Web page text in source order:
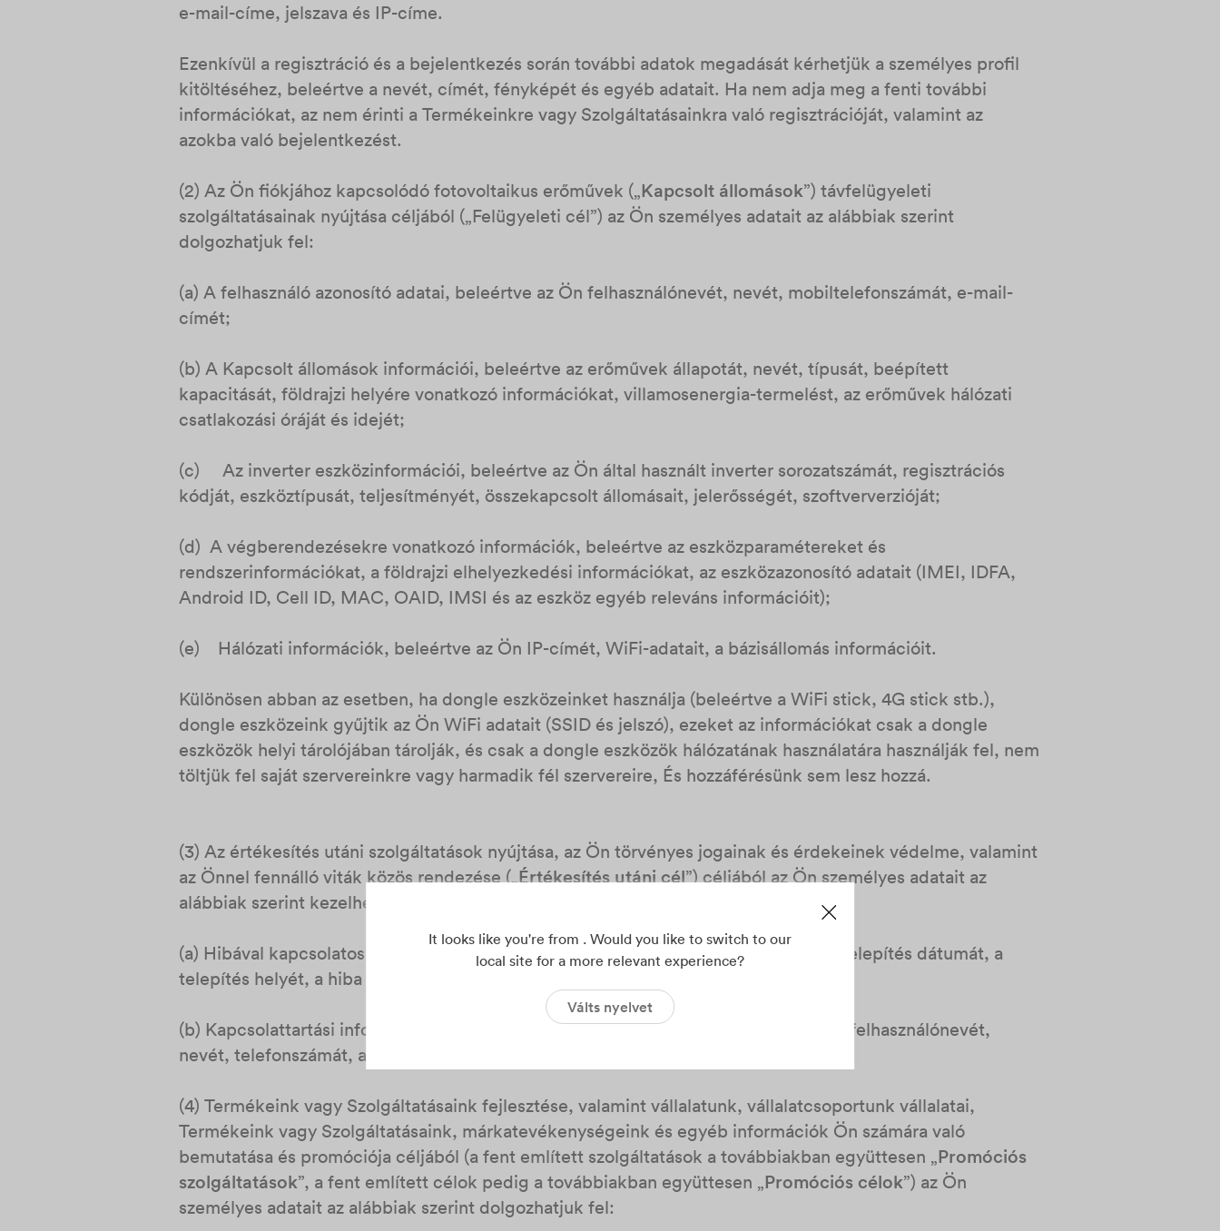
e-mail-címe, jelszava és IP-címe.
Ezenkívül a regisztráció és a bejelentkezés során további adatok megadását kérhetjük a személyes profil
kitöltéséhez, beleértve a nevét, címét, fényképét és egyéb adatait. Ha nem adja meg a fenti további
információkat, az nem érinti a Termékeinkre vagy Szolgáltatásainkra való regisztrációját, valamint az
azokba való bejelentkezést.
(2) Az Ön fiókjához kapcsolódó fotovoltaikus erőművek („Kapcsolt állomások”) távfelügyeleti
szolgáltatásainak nyújtása céljából („Felügyeleti cél”) az Ön személyes adatait az alábbiak szerint
dolgozhatjuk fel:
(a) A felhasználó azonosító adatai, beleértve az Ön felhasználónevét, nevét, mobiltelefonszámát, e-mail-
címét;
(b) A Kapcsolt állomások információi, beleértve az erőművek állapotát, nevét, típusát, beépített
kapacitását, földrajzi helyére vonatkozó információkat, villamosenergia-termelést, az erőművek hálózati
csatlakozási óráját és idejét;
(c) Az inverter eszközinformációi, beleértve az Ön által használt inverter sorozatszámát, regisztrációs
kódját, eszköztípusát, teljesítményét, összekapcsolt állomásait, jelerősségét, szoftververzióját;
(d) A végberendezésekre vonatkozó információk, beleértve az eszközparamétereket és
rendszerinformációkat, a földrajzi elhelyezkedési információkat, az eszközazonosító adatait (IMEI, IDFA,
Android ID, Cell ID, MAC, OAID, IMSI és az eszköz egyéb releváns információit);
(e) Hálózati információk, beleértve az Ön IP-címét, WiFi-adatait, a bázisállomás információit.
Különösen abban az esetben, ha dongle eszközeinket használja (beleértve a WiFi stick, 4G stick stb.),
dongle eszközeink gyűjtik az Ön WiFi adatait (SSID és jelszó), ezeket az információkat csak a dongle
eszközök helyi tárolójában tárolják, és csak a dongle eszközök hálózatának használatára használják fel, nem
töltjük fel saját szervereinkre vagy harmadik fél szervereire, És hozzáférésünk sem lesz hozzá.
(3) Az értékesítés utáni szolgáltatások nyújtása, az Ön törvényes jogainak és érdekeinek védelme, valamint
az Önnel fennálló viták közös rendezése („Értékesítés utáni cél”) céljából az Ön személyes adatait az
alábbiak szerint kezelhetjük:
(a) Hibával kapcsolatos információk, beleértve az eszköz típusát, sorozatszámát, a telepítés dátumát, a
telepítés helyét, a hiba leírását és az Ön által használt inverter rendszernaplóit;
(b) Kapcsolattartási információk/címzett adatai, beleértve a kapcsolattartó/címzett felhasználónevét,
nevét, telefonszámát, a cég nevét és kategóriáját.
(4) Termékeink vagy Szolgáltatásaink fejlesztése, valamint vállalatunk, vállalatcsoportunk vállalatai,
Termékeink vagy Szolgáltatásaink, márkatevékenységeink és egyéb információk Ön számára való
bemutatása és promóciója céljából (a fent említett szolgáltatások a továbbiakban együttesen „Promóciós
szolgáltatások”, a fent említett célok pedig a továbbiakban együttesen „Promóciós célok”) az Ön
személyes adatait az alábbiak szerint dolgozhatjuk fel:
It looks like you're from . Would you like to switch to our
local site for a more relevant experience?
Válts nyelvet